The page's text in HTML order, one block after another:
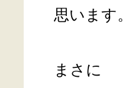
思います。
まさに